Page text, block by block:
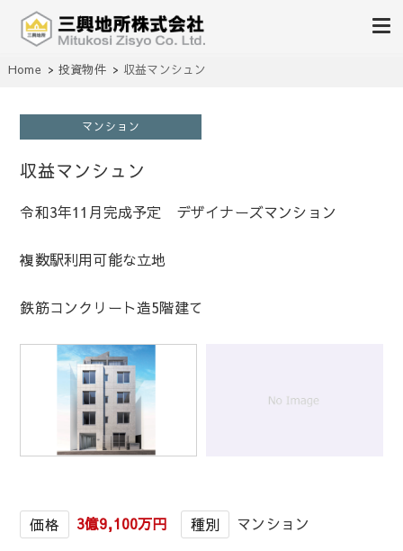
三興地所株式会社
不動産の売買、賃貸、仲介、管理
Home 投資物件 収益マンシュン
マンション
収益マンシュン
令和3年11月完成予定 デザイナーズマンション
複数駅利用可能な立地
鉄筋コンクリート造5階建て
1/
価格 3億9,100万円 種別 マンション